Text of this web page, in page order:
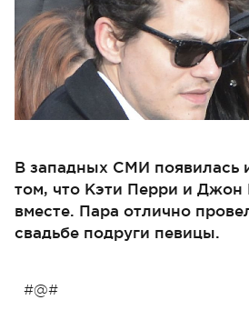
В западных СМИ появилась
том, что Кэти Перри и Джон
вместе. Пара отлично
свадьбе подруги певицы.
#@#